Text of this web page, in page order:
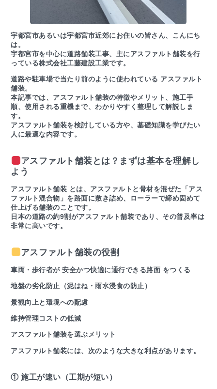
宇都宮市あるいは宇都宮市近郊にお住いの皆さん、こんにち
は。
宇都宮市を中心に道路舗装工事、主にアスファルト舗装を行
っている株式会社工藤建設工業です。
道路や駐車場で当たり前のように使われている アスファルト
舗装。
本記事では、アスファルト舗装の特徴やメリット、施工手
順、使用される重機まで、わかりやすく整理して解説しま
す。
アスファルト舗装を検討している方や、基礎知識を学びたい
人に最適な内容です。
アスファルト舗装とは？まずは基本を理解し
よう
アスファルト舗装 とは、アスファルトと骨材を混ぜた「アス
ファルト混合物」を路面に敷き詰め、ローラーで締め固めて
仕上げる舗装のことです。
日本の道路の約9割がアスファルト舗装であり、その普及率は
非常に高いです。
アスファルト舗装の役割
車両・歩行者が 安全かつ快適に通行できる路面 をつくる
地盤の劣化防止（泥はね・雨水浸食の防止）
景観向上と環境への配慮
維持管理コストの低減
アスファルト舗装を選ぶメリット
アスファルト舗装には、次のような大きな利点があります。
① 施工が速い（工期が短い）